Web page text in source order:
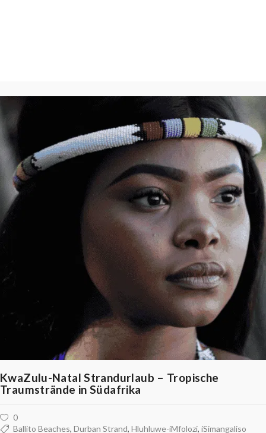
KwaZulu-Natal Strandurlaub – Tropische
Traumstrände in Südafrika
0
Ballito Beaches, Durban Strand, Hluhluwe-iMfolozi, iSimangaliso